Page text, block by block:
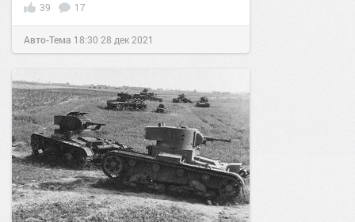
39 17
Авто-Тема 18:30 28 дек 2021